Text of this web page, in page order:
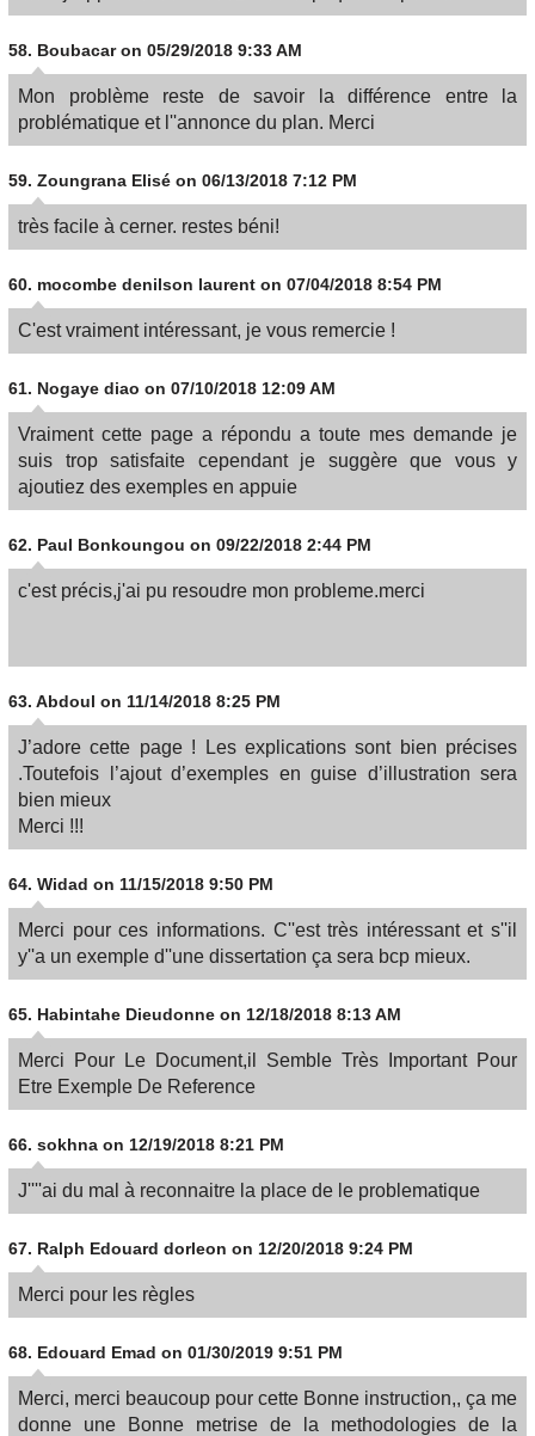
58. Boubacar on 05/29/2018 9:33 AM
Mon problème reste de savoir la différence entre la
problématique et l''annonce du plan. Merci
59. Zoungrana Elisé on 06/13/2018 7:12 PM
très facile à cerner. restes béni!
60. mocombe denilson laurent on 07/04/2018 8:54 PM
C'est vraiment intéressant, je vous remercie !
61. Nogaye diao on 07/10/2018 12:09 AM
Vraiment cette page a répondu a toute mes demande je
suis trop satisfaite cependant je suggère que vous y
ajoutiez des exemples en appuie
62. Paul Bonkoungou on 09/22/2018 2:44 PM
c'est précis,j'ai pu resoudre mon probleme.merci
63. Abdoul on 11/14/2018 8:25 PM
J’adore cette page ! Les explications sont bien précises
.Toutefois l’ajout d’exemples en guise d’illustration sera
bien mieux
Merci !!!
64. Widad on 11/15/2018 9:50 PM
Merci pour ces informations. C''est très intéressant et s''il
y''a un exemple d''une dissertation ça sera bcp mieux.
65. Habintahe Dieudonne on 12/18/2018 8:13 AM
Merci Pour Le Document,il Semble Très Important Pour
Etre Exemple De Reference
66. sokhna on 12/19/2018 8:21 PM
J''''ai du mal à reconnaitre la place de le problematique
67. Ralph Edouard dorleon on 12/20/2018 9:24 PM
Merci pour les règles
68. Edouard Emad on 01/30/2019 9:51 PM
Merci, merci beaucoup pour cette Bonne instruction,, ça me
donne une Bonne metrise de la methodologies de la